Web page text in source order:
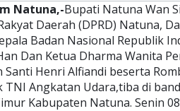
Natuna,-Bupati Natuna Wan
Daerah (DPRD) Natuna,
Badan Nasional Republik
Dan Ketua Dharma Wanita
Santi Henri Alfiandi beserta
TNI Angkatan Udara,tiba di
Kabupaten Natuna. Senin